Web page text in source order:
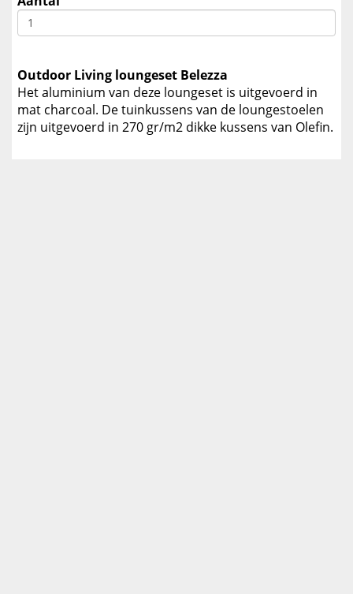
Outdoor Living loungeset Belezza
Het aluminium van deze loungeset is uitgevoerd in
mat charcoal. De tuinkussens van de loungestoelen
zijn uitgevoerd in 270 gr/m2 dikke kussens van Olefin.